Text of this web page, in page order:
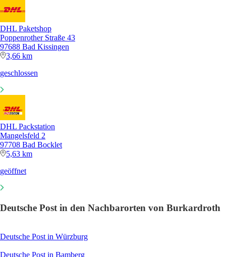
DHL Paketshop
Poppenrother Straße 43
97688 Bad Kissingen
3,66 km
geschlossen
DHL Packstation
Mangelsfeld 2
97708 Bad Bocklet
5,63 km
geöffnet
Deutsche Post in den Nachbarorten von Burkardroth
Deutsche Post in Würzburg
Deutsche Post in Bamberg